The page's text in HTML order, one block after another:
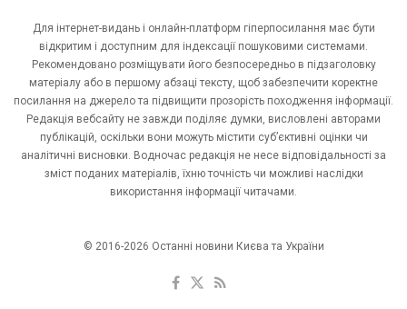
Для інтернет-видань і онлайн-платформ гіперпосилання має бути
відкритим і доступним для індексації пошуковими системами.
Рекомендовано розміщувати його безпосередньо в підзаголовку
матеріалу або в першому абзаці тексту, щоб забезпечити коректне
посилання на джерело та підвищити прозорість походження інформації.
Редакція вебсайту не завжди поділяє думки, висловлені авторами
публікацій, оскільки вони можуть містити суб’єктивні оцінки чи
аналітичні висновки. Водночас редакція не несе відповідальності за
зміст поданих матеріалів, їхню точність чи можливі наслідки
використання інформації читачами.
© 2016-2026 Останні новини Києва та України